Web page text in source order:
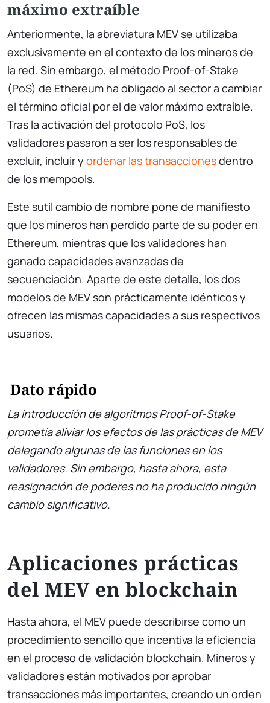
máximo extraíble
Anteriormente, la abreviatura MEV se utilizaba
exclusivamente en el contexto de los mineros de
la red. Sin embargo, el método Proof-of-Stake
(PoS) de Ethereum ha obligado al sector a cambiar
el término oficial por el de valor máximo extraíble.
Tras la activación del protocolo PoS, los
validadores pasaron a ser los responsables de
excluir, incluir y ordenar las transaccionesdentro
de los mempools.
Este sutil cambio de nombre pone de manifiesto
que los mineros han perdido parte de su poder en
Ethereum, mientras que los validadores han
ganado capacidades avanzadas de
secuenciación. Aparte de este detalle, los dos
modelos de MEV son prácticamente idénticos y
ofrecen las mismas capacidades a sus respectivos
usuarios.
Dato rápido
La introducción de algoritmos Proof-of-Stake
prometía aliviar los efectos de las prácticas de MEV
delegando algunas de las funciones en los
validadores. Sin embargo, hasta ahora, esta
reasignación de poderes no ha producido ningún
cambio significativo.
Aplicaciones prácticas
del MEV en blockchain
Hasta ahora, el MEV puede describirse como un
procedimiento sencillo que incentiva la eficiencia
en el proceso de validación blockchain. Mineros y
validadores están motivados por aprobar
transacciones más importantes, creando un orden